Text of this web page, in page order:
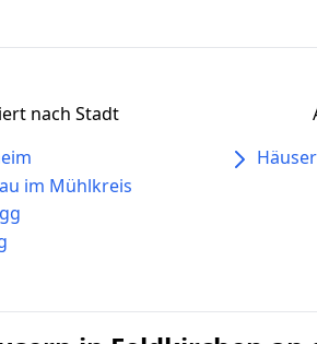
nach Stadt
im Mühlkreis
Häuser